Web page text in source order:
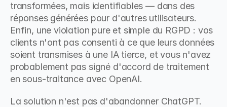
transformées, mais identifiables — dans des
réponses générées pour d'autres utilisateurs.
Enfin, une violation pure et simple du RGPD : vos
clients n'ont pas consenti à ce que leurs données
soient transmises à une IA tierce, et vous n'avez
probablement pas signé d'accord de traitement
en sous-traitance avec OpenAI.
La solution n'est pas d'abandonner ChatGPT.